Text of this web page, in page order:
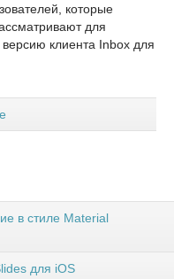
которые
для
клиента Inbox для
в стиле Material
для iOS